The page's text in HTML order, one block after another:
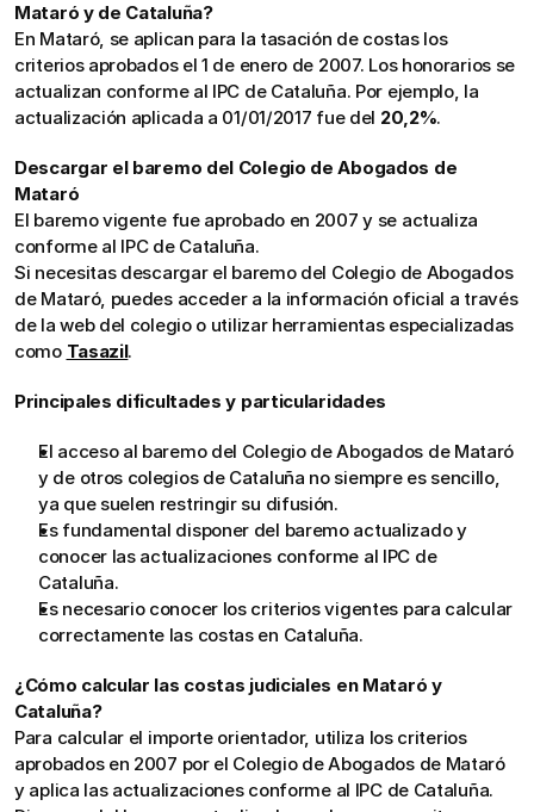
Mataró y de Cataluña?
En Mataró, se aplican para la tasación de costas los
criterios aprobados el 1 de enero de 2007. Los honorarios se
actualizan conforme al IPC de Cataluña. Por ejemplo, la
actualización aplicada a 01/01/2017 fue del 20,2%.
Descargar el baremo del Colegio de Abogados de
Mataró
El baremo vigente fue aprobado en 2007 y se actualiza
conforme al IPC de Cataluña.
Si necesitas descargar el baremo del Colegio de Abogados
de Mataró, puedes acceder a la información oficial a través
de la web del colegio o utilizar herramientas especializadas
como Tasazil.
Principales dificultades y particularidades
El acceso al baremo del Colegio de Abogados de Mataró
y de otros colegios de Cataluña no siempre es sencillo,
ya que suelen restringir su difusión.
Es fundamental disponer del baremo actualizado y
conocer las actualizaciones conforme al IPC de
Cataluña.
Es necesario conocer los criterios vigentes para calcular
correctamente las costas en Cataluña.
¿Cómo calcular las costas judiciales en Mataró y
Cataluña?
Para calcular el importe orientador, utiliza los criterios
aprobados en 2007 por el Colegio de Abogados de Mataró
y aplica las actualizaciones conforme al IPC de Cataluña.